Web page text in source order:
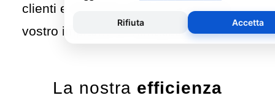
clienti e risolvere ogni problema del
vostro impianto di climatizzazione.
La nostra efficienza